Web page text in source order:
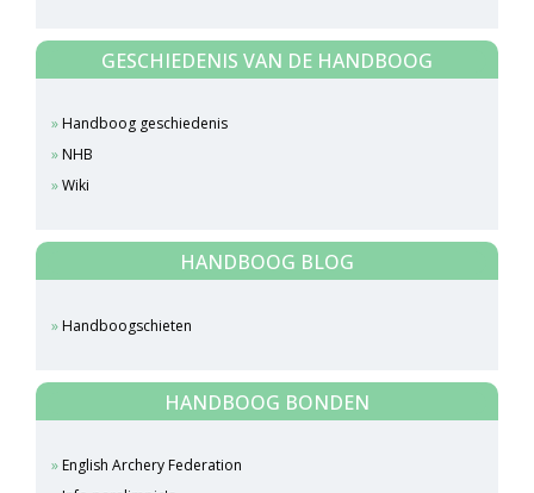
GESCHIEDENIS VAN DE HANDBOOG
Handboog geschiedenis
NHB
Wiki
HANDBOOG BLOG
Handboogschieten
HANDBOOG BONDEN
English Archery Federation